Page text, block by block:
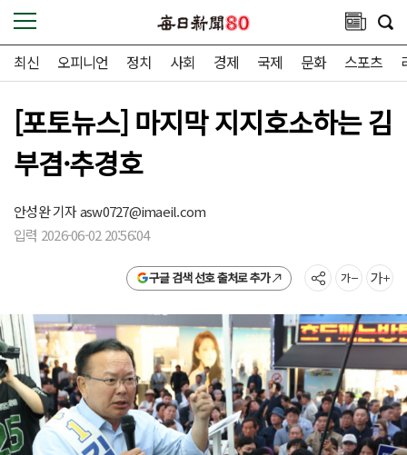
최신 오피니언 정치 사회 경제 국제 문화 스포츠
[포토뉴스] 마지막 지지호소하는 김
부겸·추경호
안성완 기자asw0727@imaeil.com
입력 2026-06-02 20:56:04
구글 검색 선호 출처로 추가